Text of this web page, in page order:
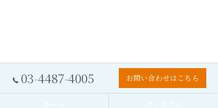
03-4487-4005 お問い合わせはこちら